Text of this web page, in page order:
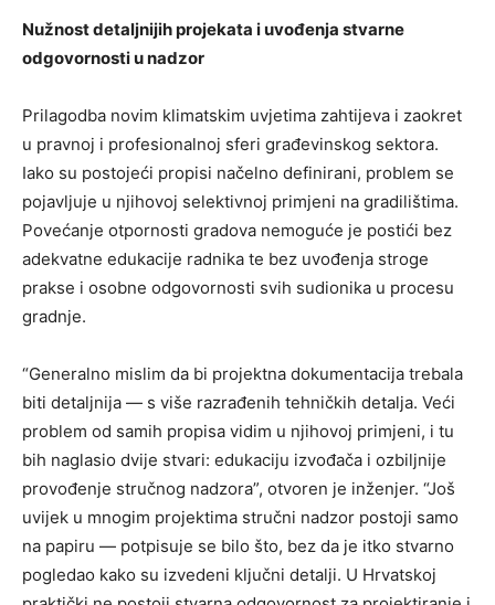
Nužnost detaljnijih projekata i uvođenja stvarne
odgovornosti u nadzor
Prilagodba novim klimatskim uvjetima zahtijeva i zaokret
u pravnoj i profesionalnoj sferi građevinskog sektora.
Iako su postojeći propisi načelno definirani, problem se
pojavljuje u njihovoj selektivnoj primjeni na gradilištima.
Povećanje otpornosti gradova nemoguće je postići bez
adekvatne edukacije radnika te bez uvođenja stroge
prakse i osobne odgovornosti svih sudionika u procesu
gradnje.
“Generalno mislim da bi projektna dokumentacija trebala
biti detaljnija — s više razrađenih tehničkih detalja. Veći
problem od samih propisa vidim u njihovoj primjeni, i tu
bih naglasio dvije stvari: edukaciju izvođača i ozbiljnije
provođenje stručnog nadzora”, otvoren je inženjer. “Još
uvijek u mnogim projektima stručni nadzor postoji samo
na papiru — potpisuje se bilo što, bez da je itko stvarno
pogledao kako su izvedeni ključni detalji. U Hrvatskoj